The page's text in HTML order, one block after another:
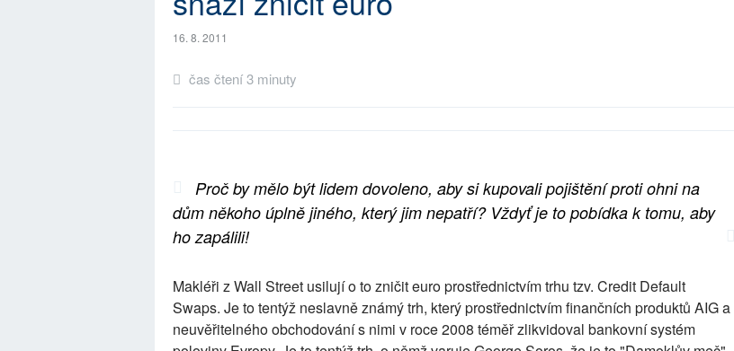
16. 8. 2011
čas čtení 3 minuty
Proč by mělo být lidem dovoleno, aby si kupovali pojištění proti ohni na
dům někoho úplně jiného, který jim nepatří? Vždyť je to pobídka k tomu, aby
ho zapálili!
Makléři z Wall Street usilují o to zničit euro prostřednictvím trhu tzv. Credit Default
Swaps. Je to tentýž neslavně známý trh, který prostřednictvím finančních produktů AIG a
neuvěřitelného obchodování s nimi v roce 2008 téměř zlikvidoval bankovní systém